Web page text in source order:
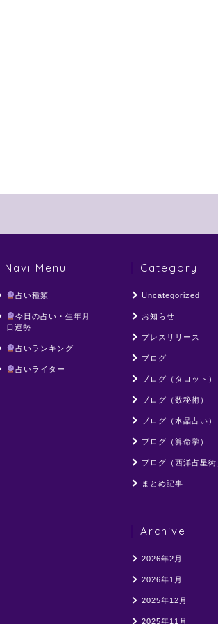
Navi Menu
占い種類
今日の占い・生年月
日運勢
占いランキング
占いライター
Category
Uncategorized
お知らせ
プレスリリース
ブログ
ブログ（タロット）
ブログ（数秘術）
ブログ（水晶占い）
ブログ（算命学）
ブログ（西洋占星術
まとめ記事
Archive
2026年2月
2026年1月
2025年12月
2025年11月